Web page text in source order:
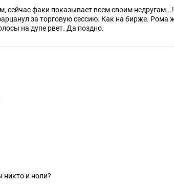
сейчас факи показывает всем своим недругам...!
за торговую сессию. Как на бирже. Рома же
на дупе рвет. Да поздно.
Ну что, наши богатенькие, поняли, что там вы никто и ноли?